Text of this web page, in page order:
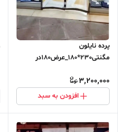
پرده نایلون
مگنتی230*180_عرض180در
مغناطیسی ارسال رایگان
3,200,000
افزودن به سبد